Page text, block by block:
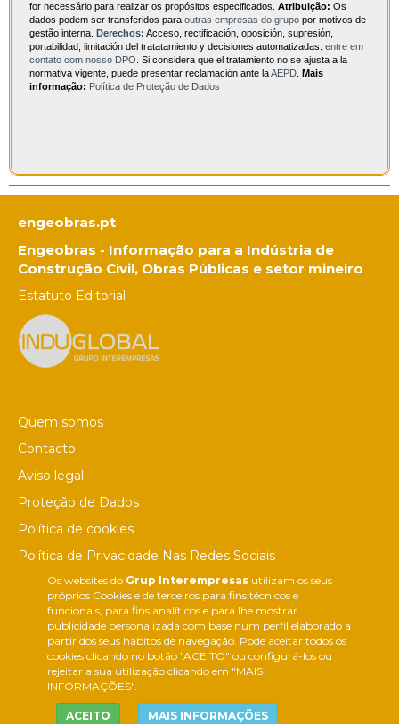
Os websites do Grup Interempresasutilizam os seus
próprios Cookies e de terceiros para fins técnicos e
funcionais, para fins analíticos e para lhe mostrar
publicidade personalizada com base num perfil elaborado a
partir dos seus hábitos de navegação. Pode aceitar todos os
cookies clicando no botão "ACEITO" ou configurá-los ou
rejeitar a sua utilização clicando em "MAIS
INFORMAÇÕES".
ACEITO MAIS INFORMAÇÕES
for necessário para realizar os propósitos especificados. Atribuição: Os
dados podem ser transferidos para outras empresas do grupo por motivos de
gestão interna. Derechos: Acceso, rectificación, oposición, supresión,
portabilidad, limitación del tratatamiento y decisiones automatizadas: entre em
contato com nosso DPO. Si considera que el tratamiento no se ajusta a la
normativa vigente, puede presentar reclamación ante laAEPD. Mais
informação: Política de Proteção de Dados
engeobras.pt
Engeobras - Informação para a Indústria de
Construção Civil, Obras Públicas e setor mineiro
Estatuto Editorial
Quem somos
Contacto
Aviso legal
Proteção de Dados
Política de cookies
Política de Privacidade Nas Redes Sociais
Canal de denúncias
Colaborações editoriais